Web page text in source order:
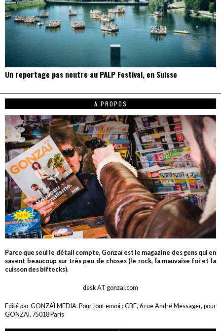
Un reportage pas neutre au PALP Festival, en Suisse
A PROPOS
Parce que seul le détail compte, Gonzaï est le magazine des gens qui en
savent beaucoup sur très peu de choses (le rock, la mauvaise foi et la
cuisson des biftecks).
desk AT gonzai.com
Edité par GONZAÏ MEDIA. Pour tout envoi : CBE, 6 rue André Messager, pour
GONZAÏ, 75018 Paris